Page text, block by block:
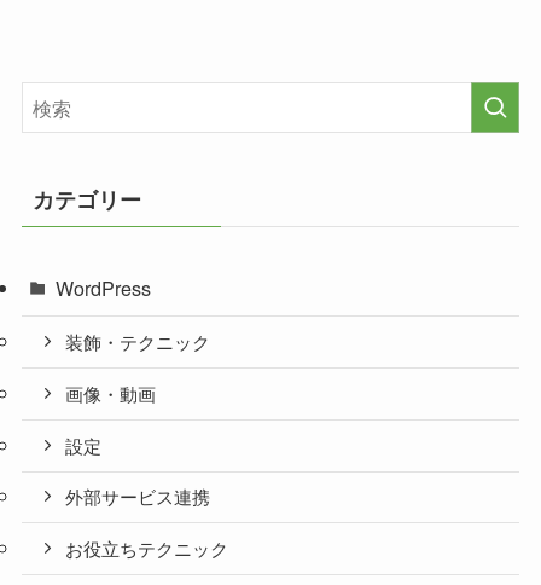
カテゴリー
WordPress
装飾・テクニック
画像・動画
設定
外部サービス連携
お役立ちテクニック